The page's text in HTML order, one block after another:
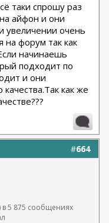
таки спрошу раз
айфон и они
увеличении очень
на форум так как
начинаешь
подходит по
и они
как же
#664
в 5 875 сообщениях